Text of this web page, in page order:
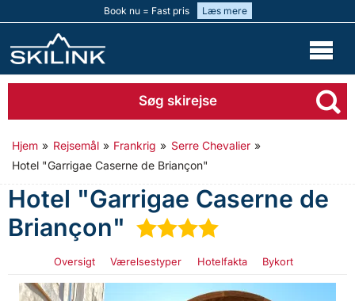
Book nu = Fast pris Læs mere
Søg skirejse
Hjem » Rejsemål » Frankrig » Serre Chevalier »
Hotel "Garrigae Caserne de Briançon"
Hotel "Garrigae Caserne de
Briançon"
★★★★
Oversigt Værelsestyper Hotelfakta Bykort